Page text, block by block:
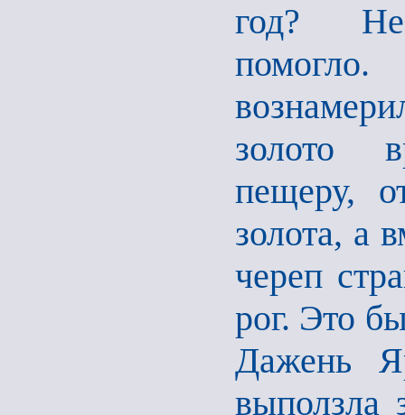
год? Не
золото
пещеру,
золота, а
череп
рог. Это
Дажень